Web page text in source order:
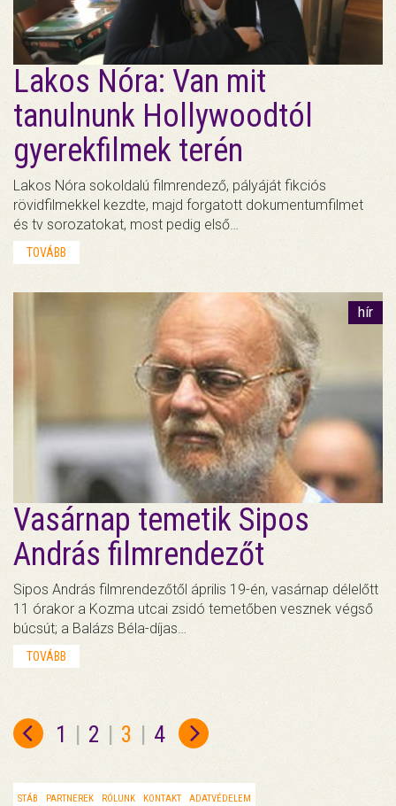
Lakos Nóra: Van mit
tanulnunk Hollywoodtól
gyerekfilmek terén
Lakos Nóra sokoldalú filmrendező, pályáját fikciós
rövidfilmekkel kezdte, majd forgatott dokumentumfilmet
és tv sorozatokat, most pedig első…
TOVÁBB
hír
Vasárnap temetik Sipos
András filmrendezőt
Sipos András filmrendezőtől április 19-én, vasárnap délelőtt
11 órakor a Kozma utcai zsidó temetőben vesznek végső
búcsút; a Balázs Béla-díjas…
TOVÁBB
1 | 2 | 3 | 4
STÁB PARTNEREK RÓLUNK KONTAKT ADATVÉDELEM